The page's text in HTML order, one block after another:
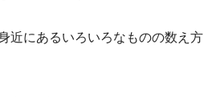
近にあるいろいろなものの数え方